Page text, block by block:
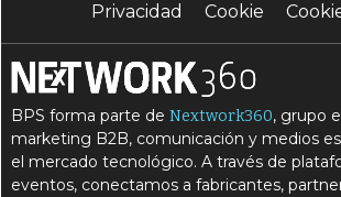
Privacidad
Cookie
BPS forma parte deNextwork360, grupo
marketing B2B, comunicación y medios
el mercado tecnológico. A través de
eventos, conectamos a fabricantes,